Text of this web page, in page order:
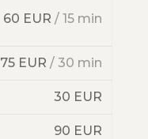
60 EUR / 15 min
75 EUR / 30 min
30 EUR
90 EUR